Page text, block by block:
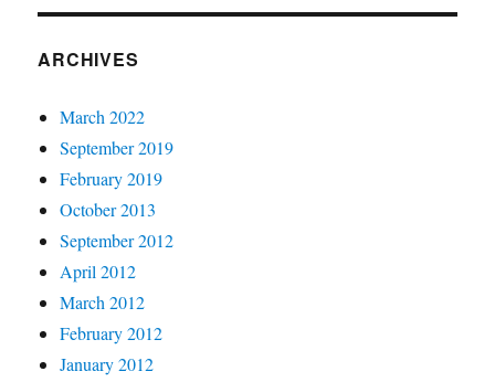
ARCHIVES
March 2022
September 2019
February 2019
October 2013
September 2012
April 2012
March 2012
February 2012
January 2012